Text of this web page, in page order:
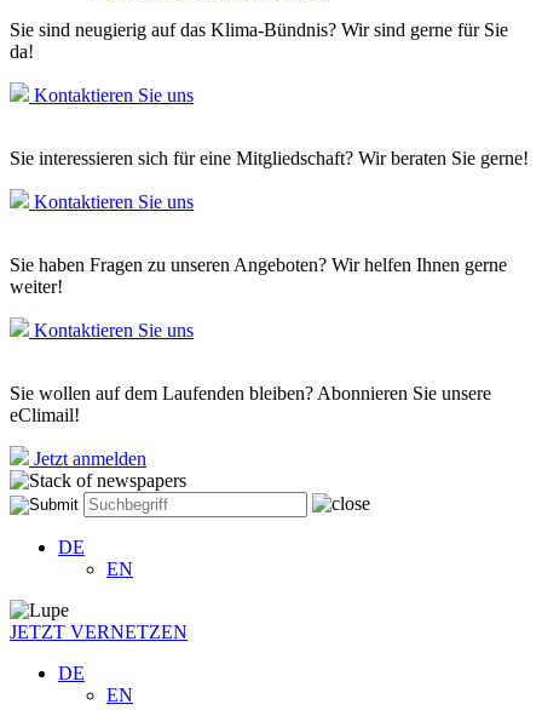
Sie sind neugierig auf das Klima-Bündnis? Wir sind gerne für Sie
da!
Kontaktieren Sie uns
Sie interessieren sich für eine Mitgliedschaft? Wir beraten Sie gerne!
Kontaktieren Sie uns
Sie haben Fragen zu unseren Angeboten? Wir helfen Ihnen gerne
weiter!
Kontaktieren Sie uns
Sie wollen auf dem Laufenden bleiben? Abonnieren Sie unsere
eClimail!
Jetzt anmelden
DE
EN
JETZT VERNETZEN
DE
EN